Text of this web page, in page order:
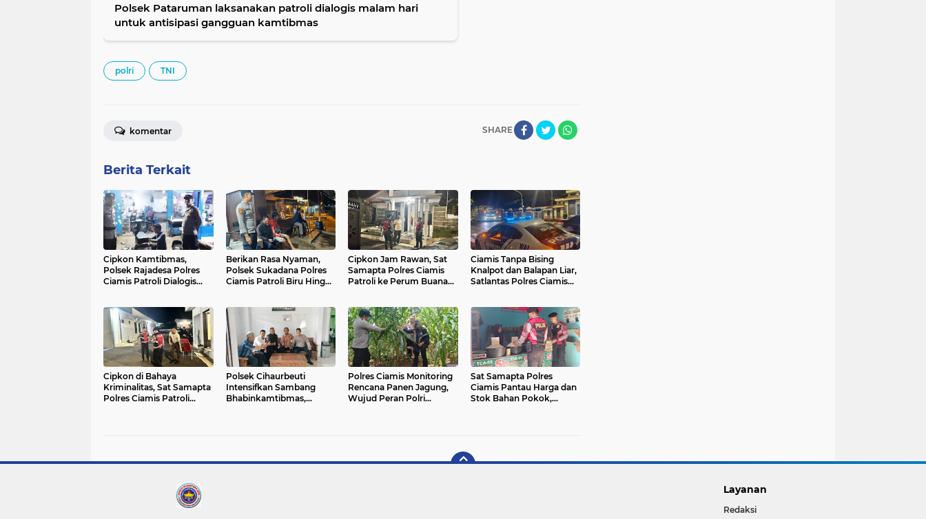
Polsek Pataruman laksanakan patroli dialogis malam hari
untuk antisipasi gangguan kamtibmas
polri TNI
SHARE
komentar
Berita Terkait
Cipkon Kamtibmas,
Polsek Rajadesa Polres
Ciamis Patroli Dialogis
Berikan Rasa Nyaman,
Polsek Sukadana Polres
Ciamis Patroli Biru Hingga
Cipkon Jam Rawan, Sat
Samapta Polres Ciamis
Patroli ke Perum Buana
Ciamis Tanpa Bising
Knalpot dan Balapan Liar,
Satlantas Polres Ciamis
Cipkon di Bahaya
Kriminalitas, Sat Samapta
Polres Ciamis Patroli
Polsek Cihaurbeuti
Intensifkan Sambang
Bhabinkamtibmas,
Polres Ciamis Monitoring
Rencana Panen Jagung,
Wujud Peran Polri
Sat Samapta Polres
Ciamis Pantau Harga dan
Stok Bahan Pokok,
Layanan
Redaksi